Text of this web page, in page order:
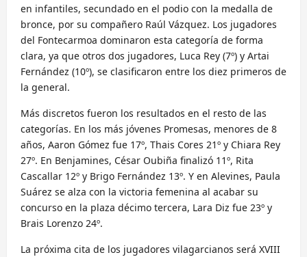
en infantiles, secundado en el podio con la medalla de
bronce, por su compañero Raúl Vázquez. Los jugadores
del Fontecarmoa dominaron esta categoría de forma
clara, ya que otros dos jugadores, Luca Rey (7º) y Artai
Fernández (10º), se clasificaron entre los diez primeros de
la general.
Más discretos fueron los resultados en el resto de las
categorías. En los más jóvenes Promesas, menores de 8
años, Aaron Gómez fue 17º, Thais Cores 21º y Chiara Rey
27º. En Benjamines, César Oubiña finalizó 11º, Rita
Cascallar 12º y Brigo Fernández 13º. Y en Alevines, Paula
Suárez se alza con la victoria femenina al acabar su
concurso en la plaza décimo tercera, Lara Diz fue 23º y
Brais Lorenzo 24º.
La próxima cita de los jugadores vilagarcianos será XVIII